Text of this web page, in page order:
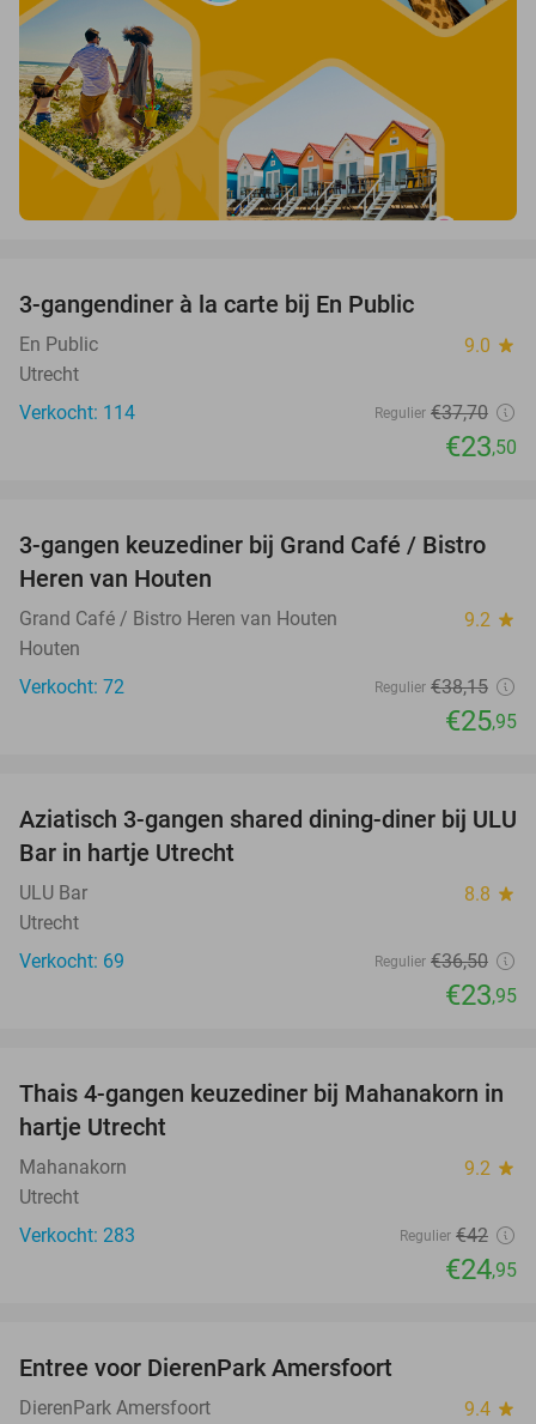
3-gangendiner à la carte bij En Public
En Public 9.0 star
Utrecht
Verkocht: 114
Regulier €37,70
€23,50
32%
3-gangen keuzediner bij Grand Café / Bistro
Heren van Houten
Grand Café / Bistro Heren van Houten 9.2 star
Houten
Verkocht: 72
Regulier €38,15
€25,95
34%
Aziatisch 3-gangen shared dining-diner bij ULU
Bar in hartje Utrecht
ULU Bar 8.8 star
Utrecht
Verkocht: 69
Regulier €36,50
€23,95
41%
Thais 4-gangen keuzediner bij Mahanakorn in
hartje Utrecht
Mahanakorn 9.2 star
Utrecht
Verkocht: 283
Regulier €42
€24,95
Entree voor DierenPark Amersfoort
DierenPark Amersfoort 9.4 star